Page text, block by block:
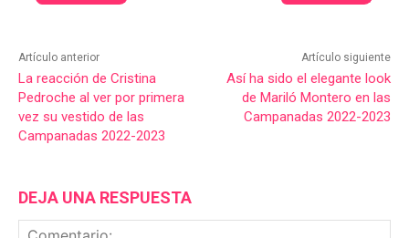
Artículo anterior
La reacción de Cristina
Pedroche al ver por primera
vez su vestido de las
Campanadas 2022-2023
Artículo siguiente
Así ha sido el elegante look
de Mariló Montero en las
Campanadas 2022-2023
DEJA UNA RESPUESTA